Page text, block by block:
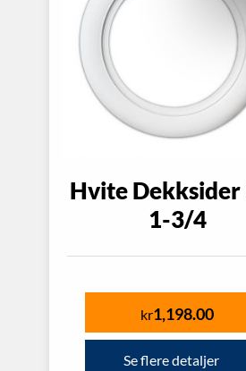
Hvite Dekksider
1-3/4
kr1,198.00
Se flere detaljer